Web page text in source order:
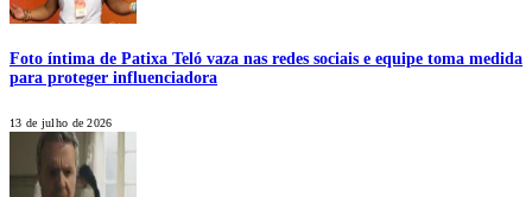
Foto íntima de Patixa Teló vaza nas redes sociais e equipe toma medida
para proteger influenciadora
13 de julho de 2026